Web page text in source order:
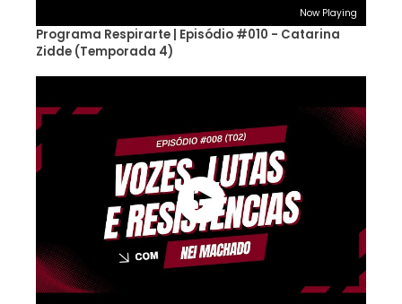
Now Playing
Programa Respirarte | Episódio #010 - Catarina
Zidde (Temporada 4)